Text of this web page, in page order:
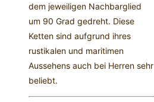
dem jeweiligen Nachbarglied
um 90 Grad gedreht. Diese
Ketten sind aufgrund ihres
rustikalen und maritimen
Aussehens auch bei Herren sehr
beliebt.